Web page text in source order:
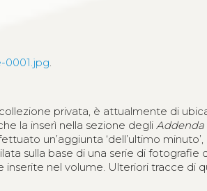
0001.jpg.
privata, è attualmente di
la inserì nella sezione degliAddenda
un’aggiunta ‘dell’ultimo minuto’,
sulla base di una serie di fotografie
nel volume. Ulteriori tracce di